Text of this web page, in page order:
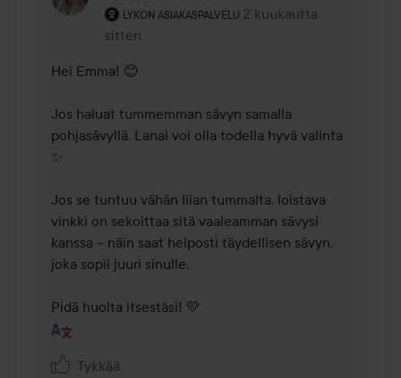
LYKON ASIAKASPALVELU
Käyttäjän rooli: Lykon asiakaspalvelu .
2 kuukautta
sitten
Kommentti lisättiin 2
Hei Emma! 😊
Jos haluat tummemman sävyn samalla
pohjasävyllä, Lanai voi olla todella hyvä valinta
✨
Jos se tuntuu vähän liian tummalta, loistava
vinkki on sekoittaa sitä vaaleamman sävysi
kanssa – näin saat helposti täydellisen sävyn,
joka sopii juuri sinulle.
Pidä huolta itsestäsi! 💛
Tykkää